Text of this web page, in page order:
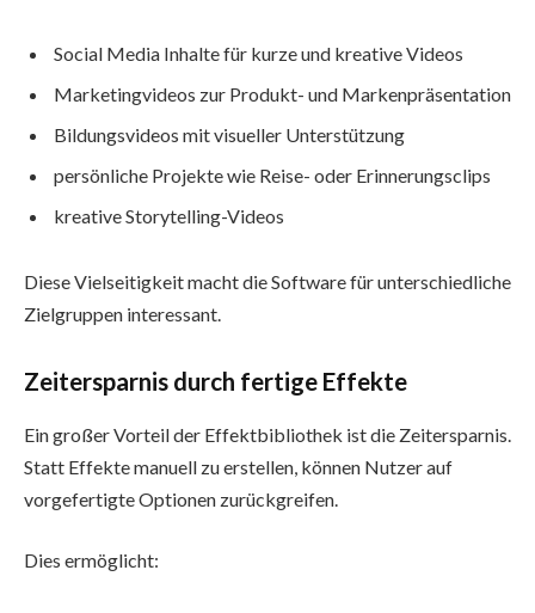
Social Media Inhalte für kurze und kreative Videos
Marketingvideos zur Produkt- und Markenpräsentation
Bildungsvideos mit visueller Unterstützung
persönliche Projekte wie Reise- oder Erinnerungsclips
kreative Storytelling-Videos
Diese Vielseitigkeit macht die Software für unterschiedliche
Zielgruppen interessant.
Zeitersparnis durch fertige Effekte
Ein großer Vorteil der Effektbibliothek ist die Zeitersparnis.
Statt Effekte manuell zu erstellen, können Nutzer auf
vorgefertigte Optionen zurückgreifen.
Dies ermöglicht: